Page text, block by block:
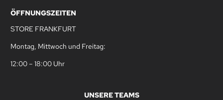
ÖFFNUNGSZEITEN
STORE FRANKFURT
Montag, Mittwoch und Freitag:
12:00 – 18:00 Uhr
UNSERE TEAMS